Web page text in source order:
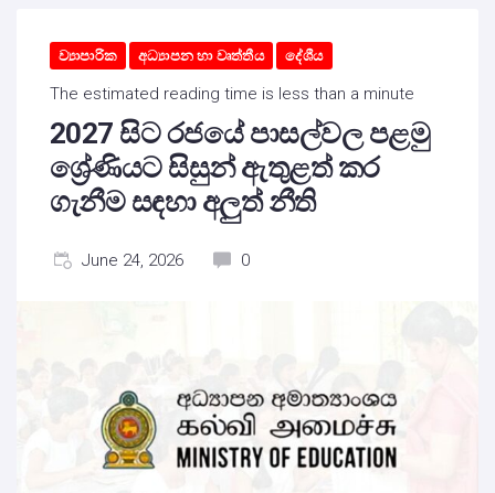
ව්‍යාපාරික අධ්‍යාපන හා වෘත්තීය දේශීය
The estimated reading time is less than a minute
2027 සිට රජයේ පාසල්වල පළමු
ශ්‍රේණියට සිසුන් ඇතුළත් කර
ගැනීම සඳහා අලුත් නීති
June 24, 2026 0